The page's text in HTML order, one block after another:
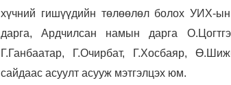
хүчний гишүүдийн төлөөлөл болох УИХ-
дарга, Ардчилсан намын дарга
Г.Ганбаатар, Г.Очирбат, Г.Хосбаяр,
сайдаас асуулт асууж мэтгэлцэх юм.